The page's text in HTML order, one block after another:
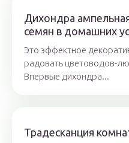
Дихондра
семян в домашних
Это эффектное
радовать цветоводов-
Впервые дихондра...
Традесканция